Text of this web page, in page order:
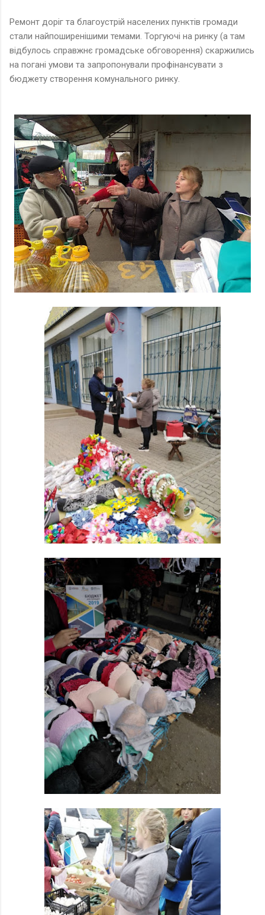
Ремонт доріг та благоустрій населених пунктів громади
стали найпоширенішими темами. Торгуючі на ринку (а там
відбулось справжнє громадське обговорення) скаржились
на погані умови та запропонували профінансувати з
бюджету створення комунального ринку.